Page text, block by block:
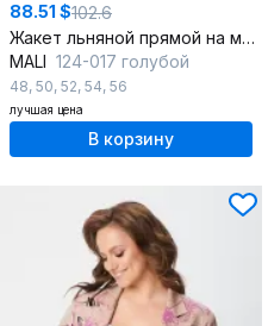
88.51 $102.6
Жакет льняной прямой на молнии из текстиля для повседневных образов
MALI 124-017 голубой
48, 50, 52, 54, 56
лучшая цена
В корзину